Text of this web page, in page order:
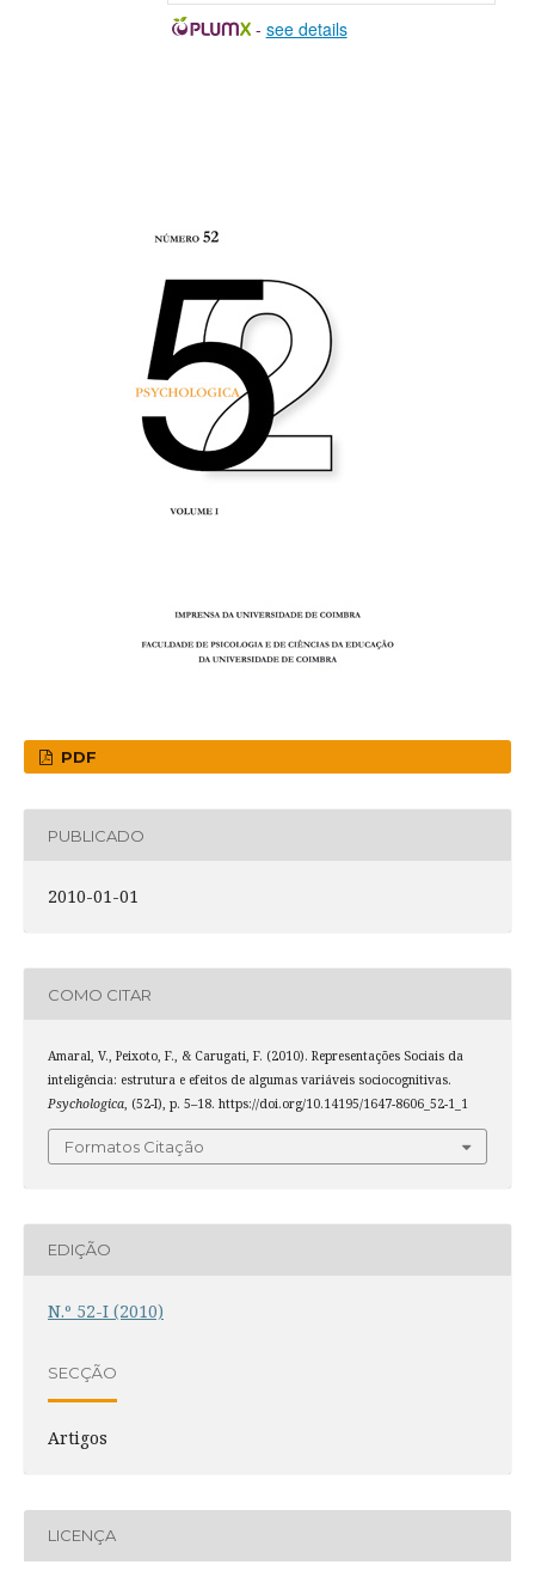
- see details
PDF
PUBLICADO
2010-01-01
COMO CITAR
Amaral, V., Peixoto, F., & Carugati, F. (2010). Representações Sociais da
inteligência: estrutura e efeitos de algumas variáveis sociocognitivas.
Psychologica, (52-I), p. 5–18. https://doi.org/10.14195/1647-8606_52-1_1
Formatos Citação
EDIÇÃO
N.º 52-I (2010)
SECÇÃO
Artigos
LICENÇA